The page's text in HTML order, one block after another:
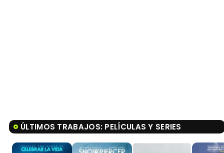
ÚLTIMOS TRABAJOS: PELÍCULAS Y SERIES